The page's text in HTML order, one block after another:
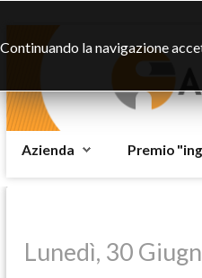
Azienda Premio
Lunedì, 30
Continuando la navigazione